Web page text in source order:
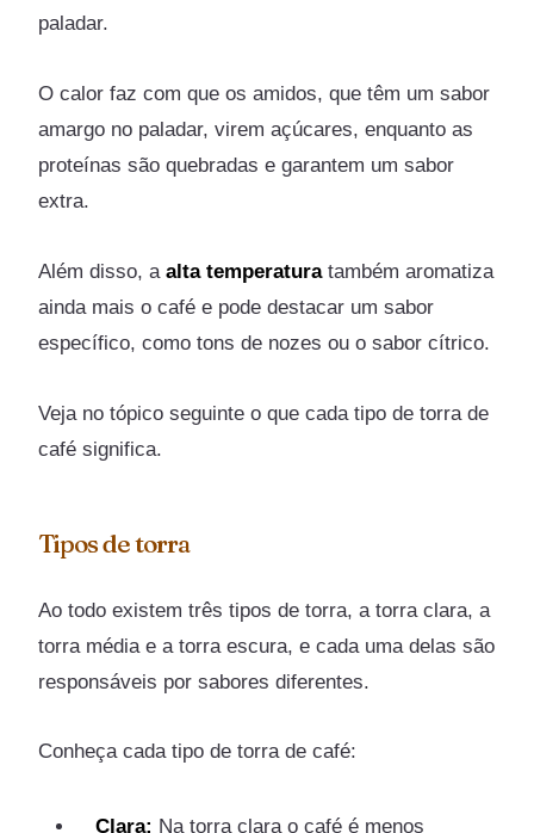
paladar.
O calor faz com que os amidos, que têm um sabor
amargo no paladar, virem açúcares, enquanto as
proteínas são quebradas e garantem um sabor
extra.
Além disso, aalta temperaturatambém aromatiza
ainda mais o café e pode destacar um sabor
específico, como tons de nozes ou o sabor cítrico.
Veja no tópico seguinte o que cada tipo de torra de
café significa.
Tipos de torra
Ao todo existem três tipos de torra, a torra clara, a
torra média e a torra escura, e cada uma delas são
responsáveis por sabores diferentes.
Conheça cada tipo de torra de café:
Clara: Na torra clara o café é menos